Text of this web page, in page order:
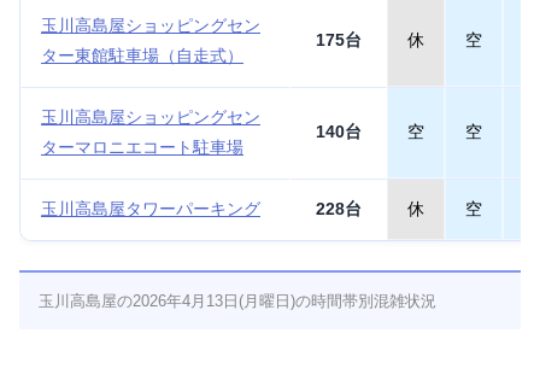
玉川高島屋ショッピングセン
ター東館駐車場（自走式）
175台 休 空
玉川高島屋ショッピングセン
ターマロニエコート駐車場
140台 空 空
玉川高島屋タワーパーキング 228台 休 空
玉川高島屋の2026年4月13日(月曜日)の時間帯別混雑状況